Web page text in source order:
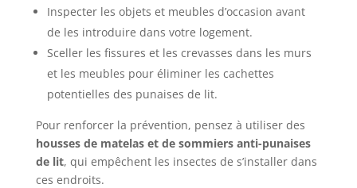
Inspecter les objets et meubles d’occasion avant
de les introduire dans votre logement.
Sceller les fissures et les crevasses dans les murs
et les meubles pour éliminer les cachettes
potentielles des punaises de lit.
Pour renforcer la prévention, pensez à utiliser des
housses de matelas et de sommiers anti-punaises
de lit, qui empêchent les insectes de s’installer dans
ces endroits.